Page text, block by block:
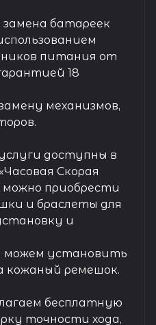
замена батареек
питания от
18
механизмов,
доступны в
Скорая
приобрести
и браслеты для
и
можем установить
кожаный ремешок.
бесплатную
точности хода,